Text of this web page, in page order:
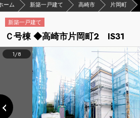
ーム 新築一戸建て 高崎市 片岡町
新築一戸建て
Ｃ号棟 ◆高崎市片岡町2 IS31
1/8